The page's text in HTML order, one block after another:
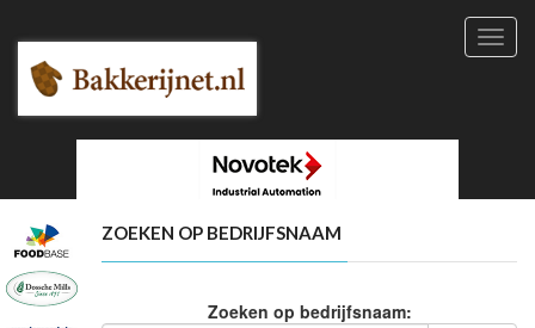
ZOEKEN OP BEDRIJFSNAAM
Zoeken op bedrijfsnaam: